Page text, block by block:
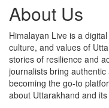
About Us
Himalayan Live is a
culture, and values of
stories of resilience and
journalists bring
becoming the go-to
about Uttarakhand and